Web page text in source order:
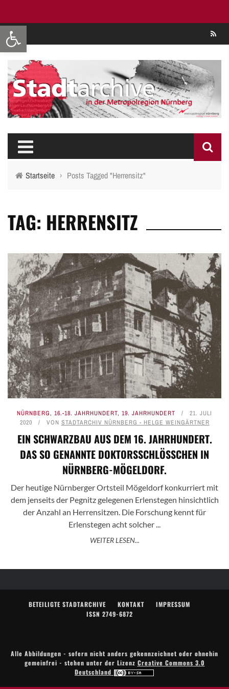
Werkzeugleiste öffnen
Startseite › Posts Tagged "Herrensitz"
TAG: HERRENSITZ
NÜRNBERG, 16.-18. JAHRHUNDERT, 19. JAHRHUNDERT
21. JULI
2020
VON STADTARCHIV NÜRNBERG - HELGE WEINGÄRTNER
EIN SCHWARZBAU AUS DEM 16. JAHRHUNDERT.
DAS SO GENANNTE DOKTORSSCHLÖSSCHEN IN
NÜRNBERG-MÖGELDORF.
Der heutige Nürnberger Ortsteil Mögeldorf konkurriert mit
dem jenseits der Pegnitz gelegenen Erlenstegen hinsichtlich
der Anzahl an Herrensitzen. Die Forschung kennt für
Erlenstegen acht solcher ...
WEITER LESEN...
BETEILIGTE STADTARCHIVE KONTAKT
IMPRESSUM
ISSN 2749-6872
Alle Abbildungen - sofern nicht anders gekennzeichnet oder ohnehin
gemeinfrei - stehen unter der Lizenz Creative Commons 3.0
Deutschland